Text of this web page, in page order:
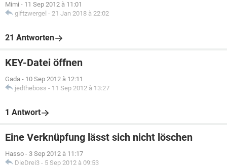
Mimi - 11 Sep 2012 à 11:01
giftzwergel - 21 Jan 2018 à 22:02
21 Antworten
KEY-Datei öffnen
Gada - 10 Sep 2012 à 12:11
jedtheboss - 11 Sep 2012 à 13:27
1 Antwort
Eine Verknüpfung lässt sich nicht löschen
Hasso - 3 Sep 2012 à 11:17
DieDrei3 - 5 Sep 2012 à 09:53